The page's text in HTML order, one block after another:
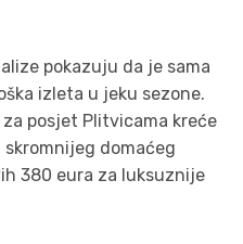
pokazuju da je sama
izleta u jeku sezone.
posjet Plitvicama kreće
domaćeg
380 eura za luksuznije